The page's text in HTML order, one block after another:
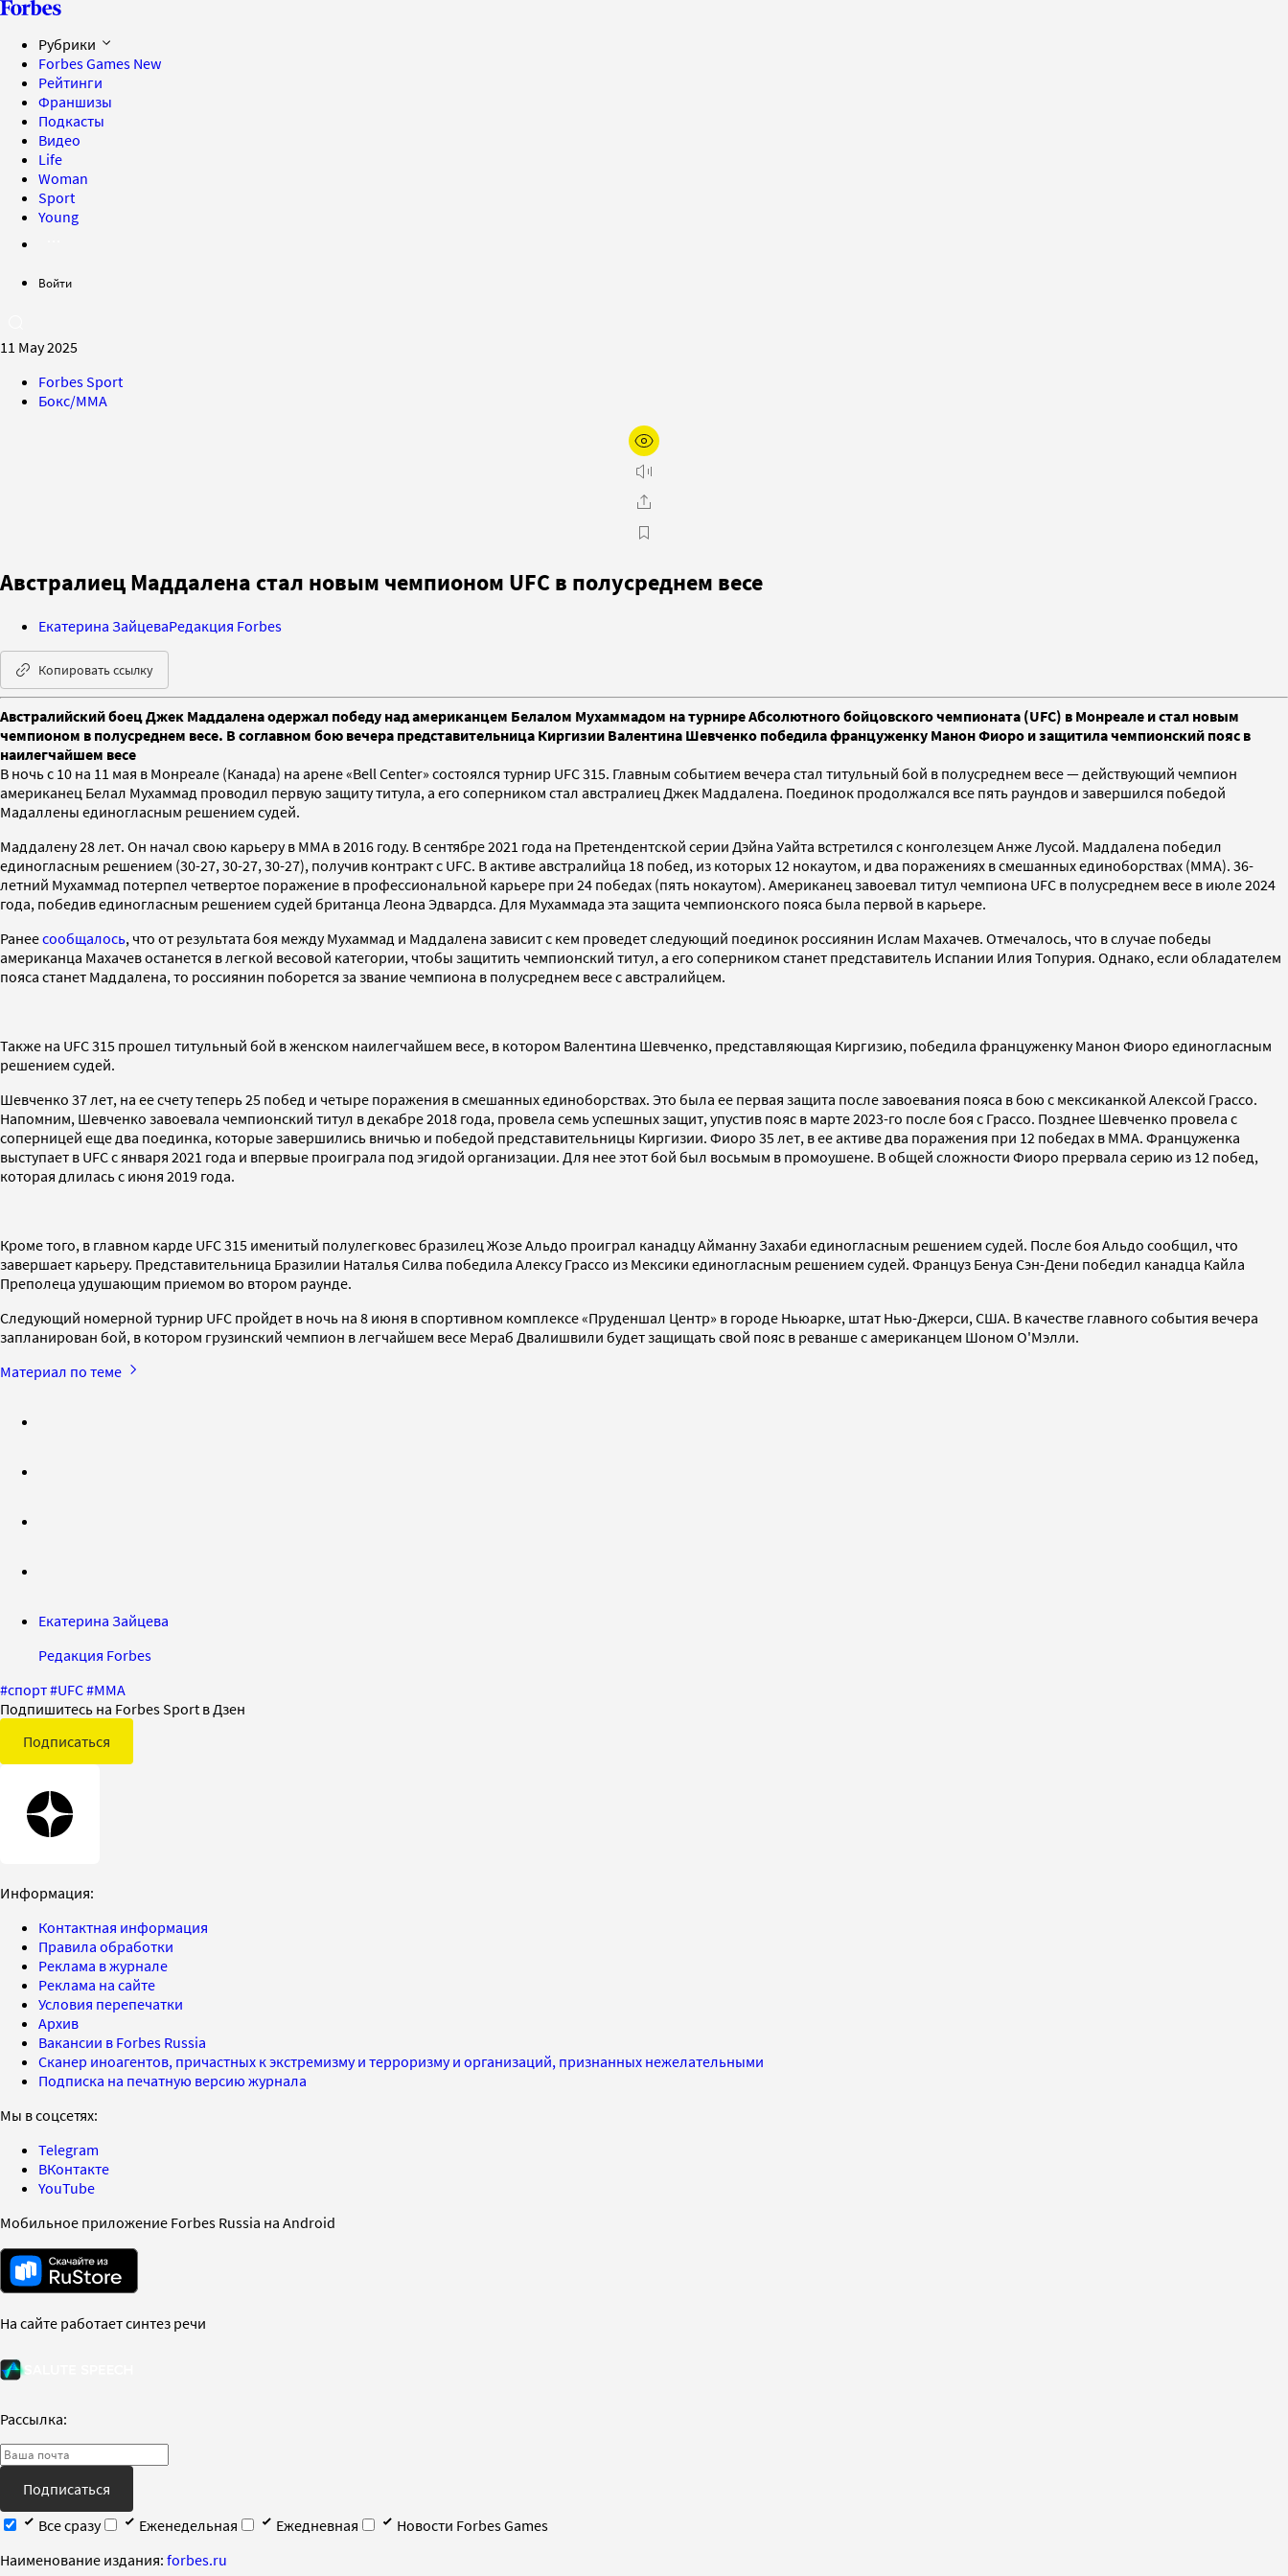
Рубрики
Forbes Games New
Рейтинги
Франшизы
Подкасты
Видео
Life
Woman
Sport
Young
Войти
11 May 2025
Forbes Sport
Бокс/MMA
Австралиец Маддалена стал новым чемпионом UFC в полусреднем весе
Екатерина ЗайцеваРедакция Forbes
Копировать ссылку
Австралийский боец Джек Маддалена одержал победу над американцем Белалом Мухаммадом на турнире Абсолютного бойцовского чемпионата (UFC) в Монреале и стал новым
чемпионом в полусреднем весе. В соглавном бою вечера представительница Киргизии Валентина Шевченко победила француженку Манон Фиоро и защитила чемпионский пояс в
наилегчайшем весе
В ночь с 10 на 11 мая в Монреале (Канада) на арене «Bell Center» состоялся турнир UFC 315. Главным событием вечера стал титульный бой в полусреднем весе — действующий чемпион
американец Белал Мухаммад проводил первую защиту титула, а его соперником стал австралиец Джек Маддалена. Поединок продолжался все пять раундов и завершился победой
Мадаллены единогласным решением судей.
Маддалену 28 лет. Он начал свою карьеру в ММА в 2016 году. В сентябре 2021 года на Претендентской серии Дэйна Уайта встретился с конголезцем Анже Лусой. Маддалена победил
единогласным решением (30-27, 30-27, 30-27), получив контракт с UFC. В активе австралийца 18 побед, из которых 12 нокаутом, и два поражениях в смешанных единоборствах (ММА). 36-
летний Мухаммад потерпел четвертое поражение в профессиональной карьере при 24 победах (пять нокаутом). Американец завоевал титул чемпиона UFC в полусреднем весе в июле 2024
года, победив единогласным решением судей британца Леона Эдвардса. Для Мухаммада эта защита чемпионского пояса была первой в карьере.
Ранеесообщалось, что от результата боя между Мухаммад и Маддалена зависит с кем проведет следующий поединок россиянин Ислам Махачев. Отмечалось, что в случае победы
американца Махачев останется в легкой весовой категории, чтобы защитить чемпионский титул, а его соперником станет представитель Испании Илия Топурия. Однако, если обладателем
пояса станет Маддалена, то россиянин поборется за звание чемпиона в полусреднем весе с австралийцем.
Также на UFC 315 прошел титульный бой в женском наилегчайшем весе, в котором Валентина Шевченко, представляющая Киргизию, победила француженку Манон Фиоро единогласным
решением судей.
Шевченко 37 лет, на ее счету теперь 25 побед и четыре поражения в смешанных единоборствах. Это была ее первая защита после завоевания пояса в бою с мексиканкой Алексой Грассо.
Напомним, Шевченко завоевала чемпионский титул в декабре 2018 года, провела семь успешных защит, упустив пояс в марте 2023-го после боя с Грассо. Позднее Шевченко провела с
соперницей еще два поединка, которые завершились вничью и победой представительницы Киргизии. Фиоро 35 лет, в ее активе два поражения при 12 победах в MMA. Француженка
выступает в UFC с января 2021 года и впервые проиграла под эгидой организации. Для нее этот бой был восьмым в промоушене. В общей сложности Фиоро прервала серию из 12 побед,
которая длилась с июня 2019 года.
Кроме того, в главном карде UFC 315 именитый полулегковес бразилец Жозе Альдо проиграл канадцу Айманну Захаби единогласным решением судей. После боя Альдо сообщил, что
завершает карьеру. Представительница Бразилии Наталья Силва победила Алексу Грассо из Мексики единогласным решением судей. Француз Бенуа Сэн-Дени победил канадца Кайла
Преполеца удушающим приемом во втором раунде.
Следующий номерной турнир UFC пройдет в ночь на 8 июня в спортивном комплексе «Пруденшал Центр» в городе Ньюарке, штат Нью-Джерси, США. В качестве главного события вечера
запланирован бой, в котором грузинский чемпион в легчайшем весе Мераб Двалишвили будет защищать свой пояс в реванше с американцем Шоном О'Мэлли.
Материал по теме
Екатерина Зайцева
Редакция Forbes
#спорт#UFC#ММА
Подпишитесь на Forbes Sport в Дзен
Подписаться
Информация:
Контактная информация
Правила обработки
Реклама в журнале
Реклама на сайте
Условия перепечатки
Архив
Вакансии в Forbes Russia
Сканер иноагентов, причастных к экстремизму и терроризму и организаций, признанных нежелательными
Подписка на печатную версию журнала
Мы в соцсетях:
Telegram
ВКонтакте
YouTube
Мобильное приложение Forbes Russia на Android
На сайте работает синтез речи
Рассылка:
Подписаться
Все сразу
Еженедельная Ежедневная
Новости Forbes Games
Наименование издания: forbes.ru